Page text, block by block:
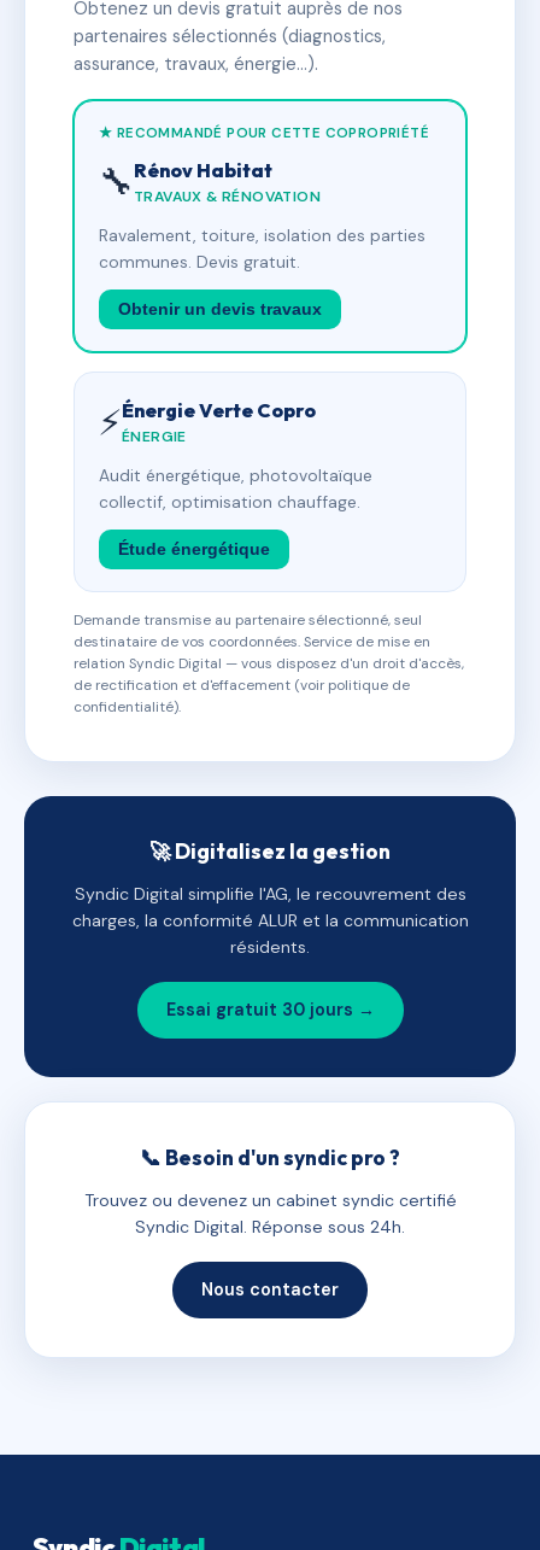
Obtenez un devis gratuit auprès de nos
partenaires sélectionnés (diagnostics,
assurance, travaux, énergie…).
★ RECOMMANDÉ POUR CETTE COPROPRIÉTÉ
🔧 Rénov Habitat
TRAVAUX & RÉNOVATION
Ravalement, toiture, isolation des parties
communes. Devis gratuit.
Obtenir un devis travaux
⚡Énergie Verte Copro
ÉNERGIE
Audit énergétique, photovoltaïque
collectif, optimisation chauffage.
Étude énergétique
Demande transmise au partenaire sélectionné, seul
destinataire de vos coordonnées. Service de mise en
relation Syndic Digital — vous disposez d'un droit d'accès,
de rectification et d'effacement (voir politique de
confidentialité).
🚀 Digitalisez la gestion
Syndic Digital simplifie l'AG, le recouvrement des
charges, la conformité ALUR et la communication
résidents.
Essai gratuit 30 jours →
📞 Besoin d'un syndic pro ?
Trouvez ou devenez un cabinet syndic certifié
Syndic Digital. Réponse sous 24h.
Nous contacter